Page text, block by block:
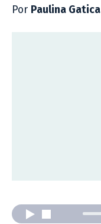
Por Paulina Gatica